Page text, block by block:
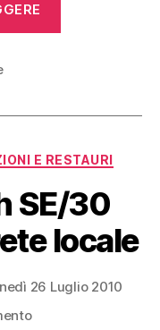
salvato
E RESTAURI
SE/30
locale
26 Luglio 2010
su